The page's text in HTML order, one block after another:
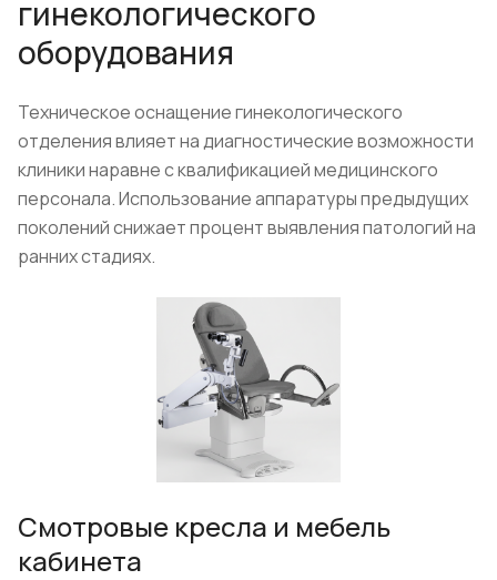
гинекологического
оборудования
Техническое оснащение гинекологического
отделения влияет на диагностические возможности
клиники наравне с квалификацией медицинского
персонала. Использование аппаратуры предыдущих
поколений снижает процент выявления патологий на
ранних стадиях.
Смотровые кресла и мебель
кабинета